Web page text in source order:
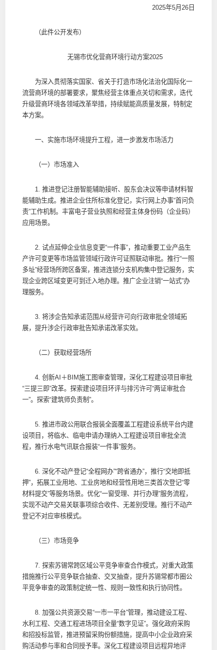
2025年5月26日
（此件公开发布）
无锡市优化营商环境行动方案2025
为深入贯彻落实国家、省关于打造市场化法治化国际化一
流营商环境的部署要求，聚焦经营主体重点关切和需求，迭代
升级营商环境各领域改革举措，持续赋能高质量发展，特制定
本方案。
一、实施市场环境提升工程，进一步激发市场活力
（一）市场准入
1. 推进登记注册智能辅助接听、股东会决议等申请材料智
能辅助生成。推进企业住所标准化登记，实行网上办事“首问负
责”工作机制。丰富电子营业执照和经营主体身份码（企业码）
应用场景。
2. 试点延伸企业信息变更“一件事”，推动重要工业产品生
产许可变更等市场监管领域行政许可证照联动审批。推行“一照
多址”经营场所跨区备案，推进连锁分支机构集中登记服务，实
现企业跨区域变更可到迁入地办理。推广企业注销“一站式”办
理服务。
3. 将涉企告知承诺范围从经营许可向行政审批全领域拓
展，提升涉企行政审批告知承诺改革实效。
（二）获取经营场所
4. 创新AI＋BIM施工图审查管理，深化工程建设项目审批
“三提三即”改革。探索建设项目环评与排污许可“两证审批合
一”。探索“建筑师负责制”。
5. 推进市政公用联合报装全面覆盖工程建设系统平台内建
设项目，将临水、临电申请办理纳入工程建设项目审批全流
程，推行水电气讯联合报装“一件事”服务。
6. 深化不动产登记“全程网办”“跨省通办”，推行“交地即抵
押”，拓展工业用地、工业房地和经营性用地三类首次登记“零
材料提交”等服务场景。优化“一窗受理、并行办理”服务流程，
实现不动产交易关联事项综合收件、无差别受理。推行不动产
登记不对应审核模式。
（三）市场竞争
7. 探索苏锡常跨区域公平竞争审查合作模式，对重大政策
措施推行公平竞争联合抽查、交叉抽查，提升苏锡常都市圈公
平竞争审查的政策制定统一性、规则一致性和执行协同性。
8. 加强公共资源交易“一市一平台”管理，推动建设工程、
水利工程、交通工程进场项目全量“数字见证”。强化政府采购
和招投标监管，推进预留采购份额措施，提高中小企业政府采
购活动参与率和合同授予率。深化工程建设项目远程异地评